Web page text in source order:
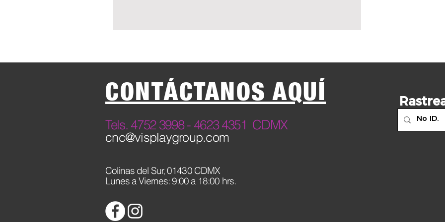
CONTÁCTANOS AQUÍ
​Tels. 4752 3998 - 4623 4351 CDMX
cnc@visplaygroup.com
Colinas del Sur,01430 CDMX
Lunes a Viernes: 9:00 a 18:00 hrs.